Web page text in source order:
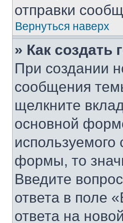
отправки
Вернуться наверх
» Как создать
При создании
сообщения
щелкните
основной
формы, то
Введите
ответа в поле
ответа на